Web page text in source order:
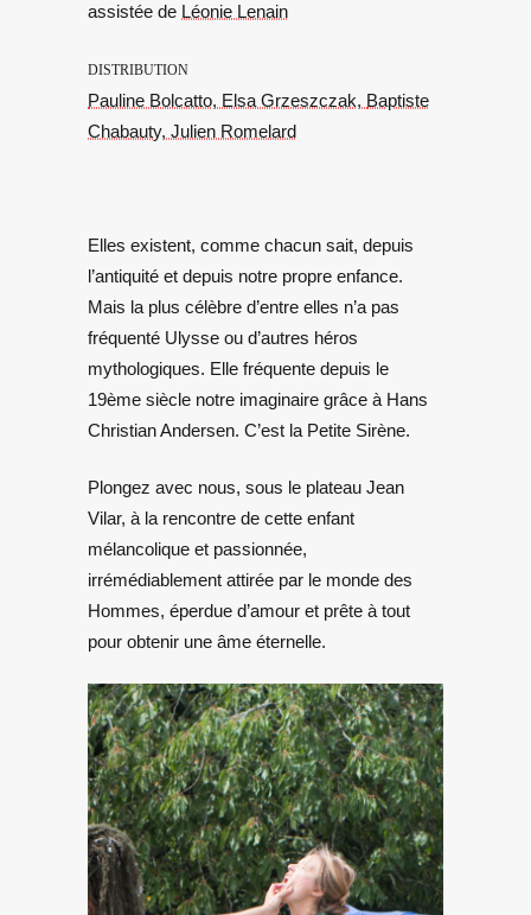
assistée de Léonie Lenain
DISTRIBUTION
Pauline Bolcatto, Elsa Grzeszczak, Baptiste
Chabauty, Julien Romelard
Elles existent, comme chacun sait, depuis
l’antiquité et depuis notre propre enfance.
Mais la plus célèbre d’entre elles n’a pas
fréquenté Ulysse ou d’autres héros
mythologiques. Elle fréquente depuis le
19ème siècle notre imaginaire grâce à Hans
Christian Andersen. C’est la Petite Sirène.
Plongez avec nous, sous le plateau Jean
Vilar, à la rencontre de cette enfant
mélancolique et passionnée,
irrémédiablement attirée par le monde des
Hommes, éperdue d’amour et prête à tout
pour obtenir une âme éternelle.